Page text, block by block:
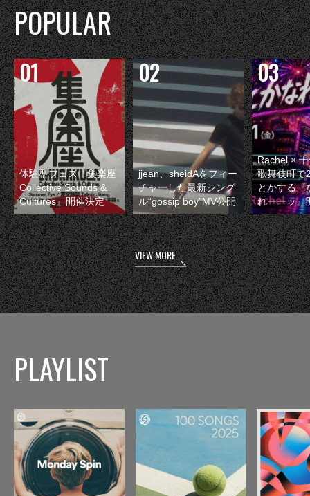
POPULAR
体験型フェス『集楽座
Collective Sounds &
Cultures』開催決定
jjean、sheidAをフィー
チャーした最新シング
ル“gossip boy”MV公開
Rachel ×
歌舞伎町で
とかする『
れーーッ』
VIEW MORE
PLAYLIST